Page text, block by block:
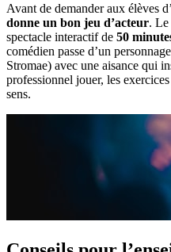
Avant de demander aux élèves
donne un bon jeu d’acteur. Le
spectacle interactif de 50
comédien passe d’un
Stromae) avec une aisance qui
professionnel jouer, les
sens.